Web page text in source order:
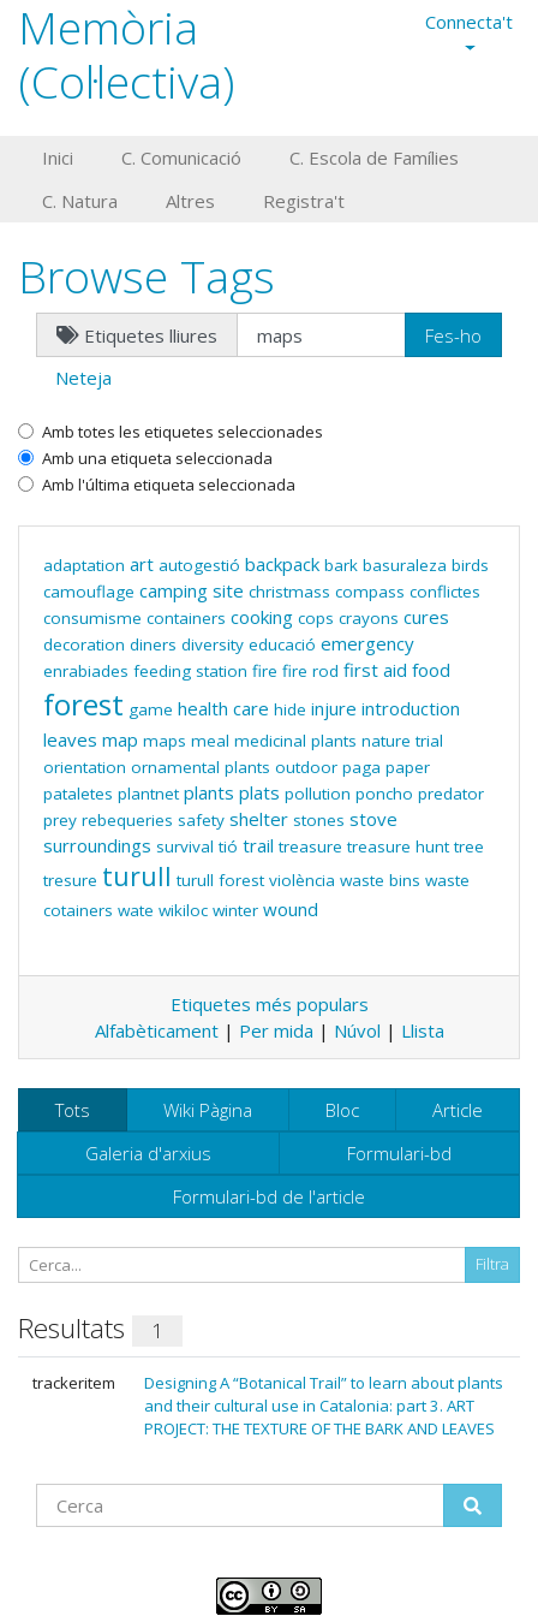
Memòria
(Col·lectiva)
Connecta't
Inici C. Comunicació
C. Escola de Famílies
C. Natura
Altres Registra't
Browse Tags
Etiquetes lliures
Neteja
Amb totes les etiquetes seleccionades
Amb una etiqueta seleccionada
Amb l'última etiqueta seleccionada
adaptation art autogestió backpack bark basuraleza birds
camouflage camping site christmass compass conflictes
consumisme containers cooking cops crayons cures
decoration diners diversity educació emergency
enrabiades feeding station fire fire rod first aid food
forest game health care hide injure introduction
leaves map maps meal medicinal plants nature trial
orientation ornamental plants outdoor paga paper
pataletes plantnet plants plats pollution poncho predator
prey rebequeries safety shelter stones stove
surroundings survival tió trail treasure treasure hunt tree
tresure turull turull forest violència waste bins waste
cotainers wate wikiloc winter wound
Etiquetes més populars
Alfabèticament| Per mida | Núvol | Llista
Tots Wiki Pàgina Bloc
Article
Galeria d'arxius
Formulari-bd
Formulari-bd de l'article
Resultats 1
trackeritem
Designing A “Botanical Trail” to learn about plants
and their cultural use in Catalonia: part 3. ART
PROJECT: THE TEXTURE OF THE BARK AND LEAVES
Find